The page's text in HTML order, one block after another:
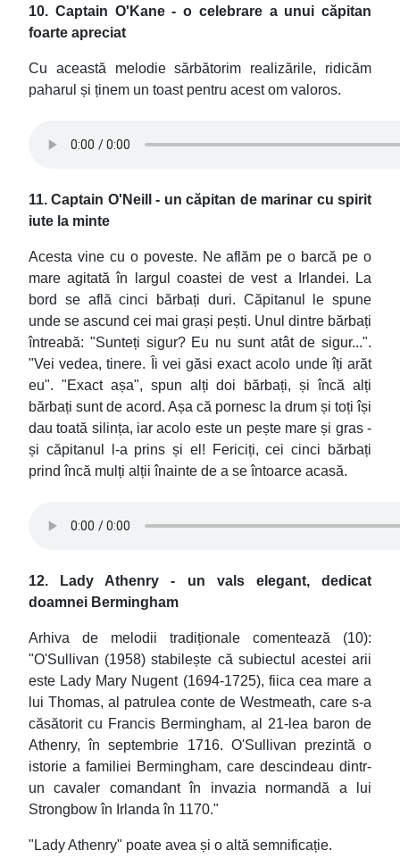
10. Captain O'Kane - o celebrare a unui căpitan
foarte apreciat
Cu această melodie sărbătorim realizările, ridicăm
paharul și ținem un toast pentru acest om valoros.
11. Captain O'Neill - un căpitan de marinar cu spirit
iute la minte
Acesta vine cu o poveste. Ne aflăm pe o barcă pe o
mare agitată în largul coastei de vest a Irlandei. La
bord se află cinci bărbați duri. Căpitanul le spune
unde se ascund cei mai grași pești. Unul dintre bărbați
întreabă: "Sunteți sigur? Eu nu sunt atât de sigur...".
"Vei vedea, tinere. Îi vei găsi exact acolo unde îți arăt
eu". "Exact așa", spun alți doi bărbați, și încă alți
bărbați sunt de acord. Așa că pornesc la drum și toți își
dau toată silința, iar acolo este un pește mare și gras -
și căpitanul l-a prins și el! Fericiți, cei cinci bărbați
prind încă mulți alții înainte de a se întoarce acasă.
12. Lady Athenry - un vals elegant, dedicat
doamnei Bermingham
Arhiva de melodii tradiționale comentează (10):
"O'Sullivan (1958) stabilește că subiectul acestei arii
este Lady Mary Nugent (1694-1725), fiica cea mare a
lui Thomas, al patrulea conte de Westmeath, care s-a
căsătorit cu Francis Bermingham, al 21-lea baron de
Athenry, în septembrie 1716. O'Sullivan prezintă o
istorie a familiei Bermingham, care descindeau dintr-
un cavaler comandant în invazia normandă a lui
Strongbow în Irlanda în 1170."
"Lady Athenry" poate avea și o altă semnificație.